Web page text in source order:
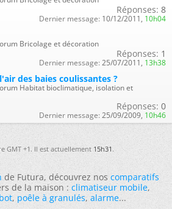
Réponses: 8
Dernier message: 10/12/2011, 10h04
Bricolage et décoration
Réponses: 1
Dernier message: 25/07/2011, 13h38
des baies coulissantes ?
Habitat bioclimatique, isolation et
Réponses: 0
Dernier message: 25/09/2009, 10h46
GMT +1. Il est actuellement15h31.
de Futura, découvrez noscomparatifs
de la maison :climatiseur mobile,
,poêle à granulés,alarme...